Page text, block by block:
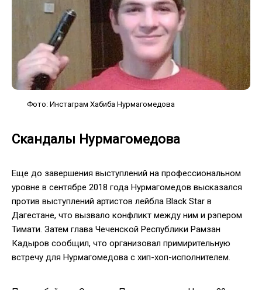
Фото: Инстаграм Хабиба Нурмагомедова
Скандалы Нурмагомедова
Еще до завершения выступлений на профессиональном
уровне в сентябре 2018 года Нурмагомедов высказался
против выступлений артистов лейбла Black Star в
Дагестане, что вызвало конфликт между ним и рэпером
Тимати. Затем глава Чеченской Республики Рамзан
Кадыров сообщил, что организовал примирительную
встречу для Нурмагомедова с хип-хоп-исполнителем.